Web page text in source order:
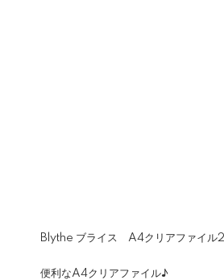
Blythe ブライス A4クリアファイル2
便利なA4クリアファイル♪